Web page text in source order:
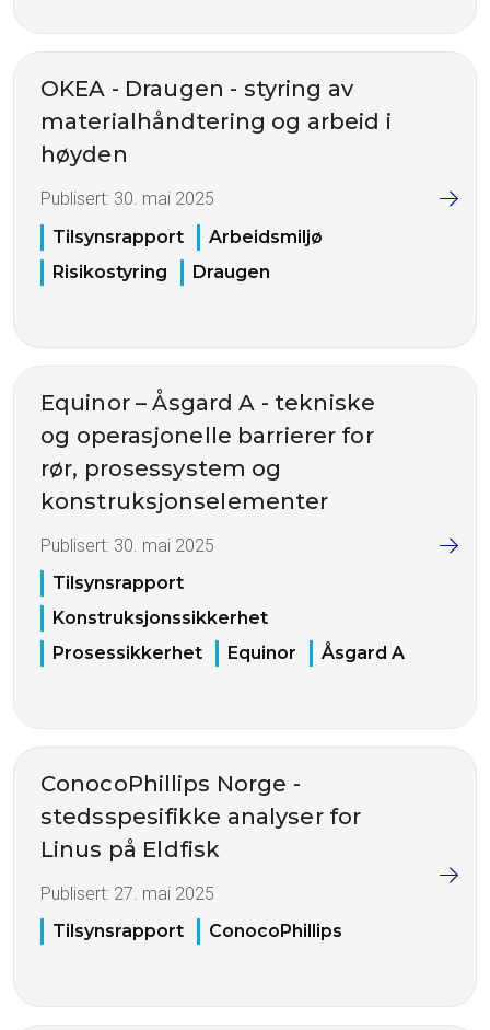
OKEA - Draugen - styring av
materialhåndtering og arbeid i
høyden
Publisert: 30. mai 2025
Tilsynsrapport
Arbeidsmiljø
Risikostyring
Draugen
Equinor – Åsgard A - tekniske
og operasjonelle barrierer for
rør, prosessystem og
konstruksjonselementer
Publisert: 30. mai 2025
Tilsynsrapport
Konstruksjonssikkerhet
Prosessikkerhet
Equinor Åsgard A
ConocoPhillips Norge -
stedsspesifikke analyser for
Linus på Eldfisk
Publisert: 27. mai 2025
Tilsynsrapport
ConocoPhillips